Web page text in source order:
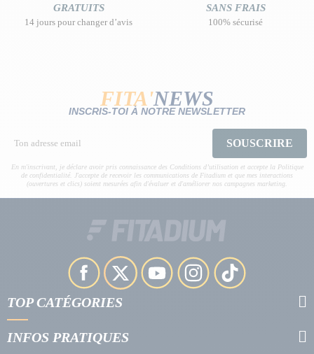
GRATUITS
14 jours pour changer d’avis
SANS FRAIS
100% sécurisé
FITA'NEWS
INSCRIS-TOI À NOTRE NEWSLETTER
SOUSCRIRE
En m'inscrivant, je déclare avoir pris connaissance des Conditions d’utilisation et accepte la Politique
de confidentialité. J'accepte de recevoir les communications de Fitadium et que mes interactions
(ouvertures et clics) soient mesurées afin d'évaluer et d'améliorer nos campagnes marketing.
TOP CATÉGORIES
INFOS PRATIQUES